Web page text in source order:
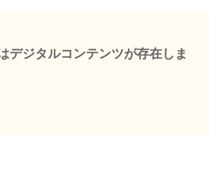
デジタルコンテンツが存在しま